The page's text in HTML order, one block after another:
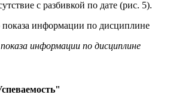
с разбивкой по дате (рис. 5).
информации по дисциплине